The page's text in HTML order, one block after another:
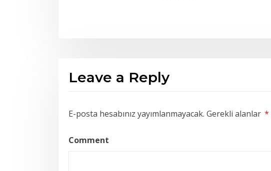
Leave a Reply
E-posta hesabınız yayımlanmayacak. Gerekli alanlar *
Comment